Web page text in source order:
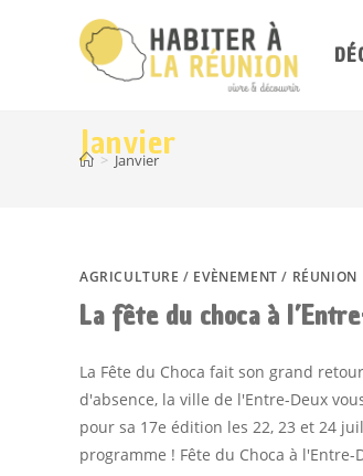
Janvier
> Janvier
AGRICULTURE / EVÈNEMENT / RÉUNION
La fête du choca à
La Fête du Choca fait son grand
d'absence, la ville de l'Entre-Deux
pour sa 17e édition les 22, 23 et 24
programme ! Fête du Choca à